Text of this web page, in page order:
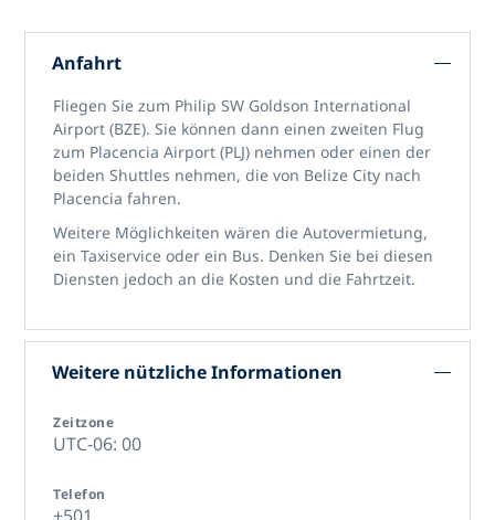
Anfahrt
Fliegen Sie zum Philip SW Goldson International
Airport (BZE). Sie können dann einen zweiten Flug
zum Placencia Airport (PLJ) nehmen oder einen der
beiden Shuttles nehmen, die von Belize City nach
Placencia fahren.
Weitere Möglichkeiten wären die Autovermietung,
ein Taxiservice oder ein Bus. Denken Sie bei diesen
Diensten jedoch an die Kosten und die Fahrtzeit.
Weitere nützliche Informationen
Zeitzone
UTC-06: 00
Telefon